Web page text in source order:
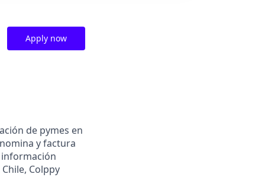
Apply now
de pymes en
y factura
Colppy